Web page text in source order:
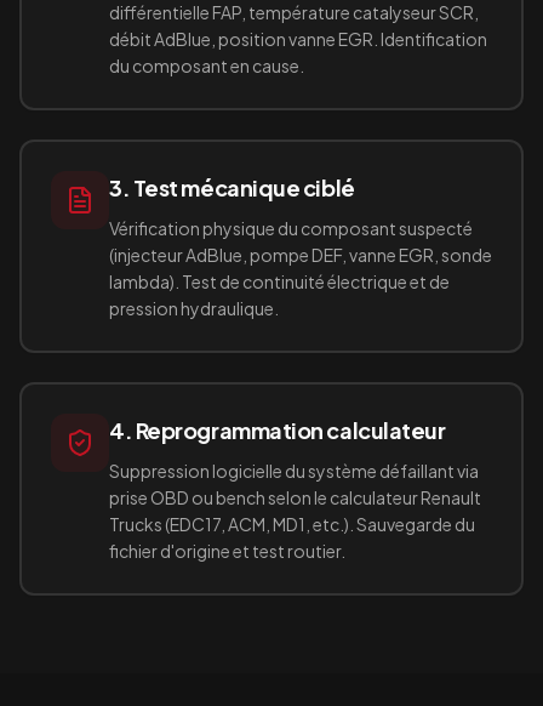
différentielle FAP, température catalyseur SCR,
débit AdBlue, position vanne EGR. Identification
du composant en cause.
3. Test mécanique ciblé
Vérification physique du composant suspecté
(injecteur AdBlue, pompe DEF, vanne EGR, sonde
lambda). Test de continuité électrique et de
pression hydraulique.
4. Reprogrammation calculateur
Suppression logicielle du système défaillant via
prise OBD ou bench selon le calculateur Renault
Trucks (EDC17, ACM, MD1, etc.). Sauvegarde du
fichier d'origine et test routier.